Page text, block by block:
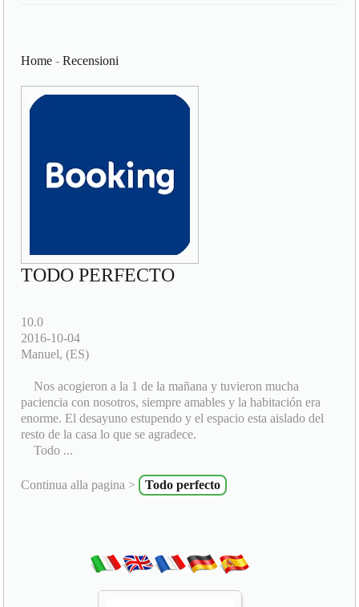
Home -Recensioni
TODO PERFECTO
10.0
2016-10-04
Manuel, (ES)
Nos acogieron a la 1 de la mañana y tuvieron mucha
paciencia con nosotros, siempre amables y la habitación era
enorme. El desayuno estupendo y el espacio esta aislado del
resto de la casa lo que se agradece.
Todo ...
Continua alla pagina > Todo perfecto